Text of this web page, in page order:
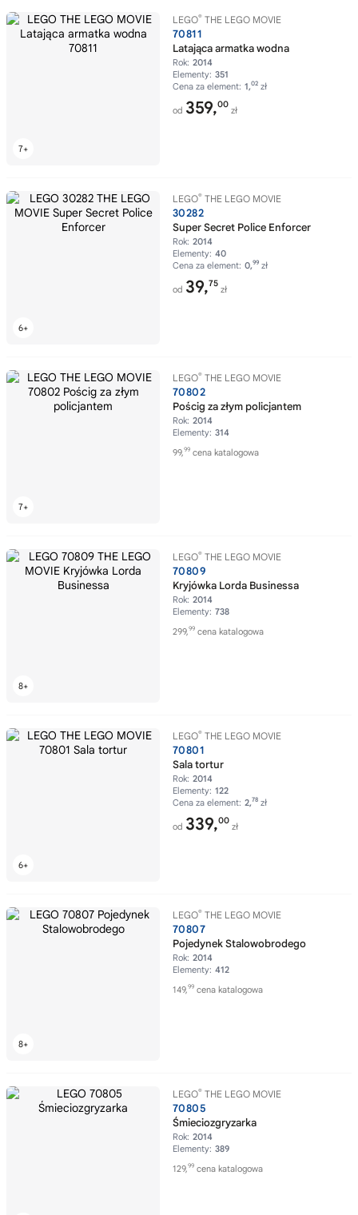
LEGO® THE LEGO MOVIE
70811
Latająca armatka wodna
Rok: 2014
Elementy: 351
Cena za element: 1,02 zł
od 359,00
zł
LEGO® THE LEGO MOVIE
30282
Super Secret Police Enforcer
Rok: 2014
Elementy: 40
Cena za element: 0,99 zł
od 39,75
zł
LEGO® THE LEGO MOVIE
70802
Pościg za złym policjantem
Rok: 2014
Elementy: 314
99,99 cena katalogowa
LEGO® THE LEGO MOVIE
70809
Kryjówka Lorda Businessa
Rok: 2014
Elementy: 738
299,99 cena katalogowa
LEGO® THE LEGO MOVIE
70801
Sala tortur
Rok: 2014
Elementy: 122
Cena za element: 2,78 zł
od 339,00
zł
LEGO® THE LEGO MOVIE
70807
Pojedynek Stalowobrodego
Rok: 2014
Elementy: 412
149,99 cena katalogowa
LEGO® THE LEGO MOVIE
70805
Śmieciozgryzarka
Rok: 2014
Elementy: 389
129,99 cena katalogowa